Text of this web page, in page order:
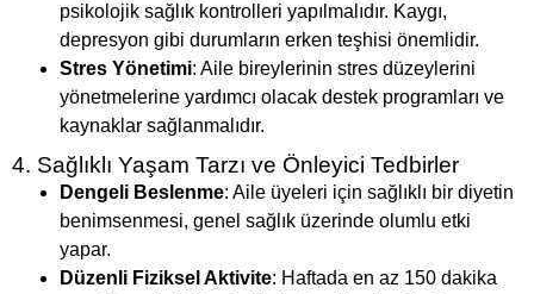
psikolojik sağlık kontrolleri yapılmalıdır. Kaygı,
depresyon gibi durumların erken teşhisi önemlidir.
Stres Yönetimi: Aile bireylerinin stres düzeylerini
yönetmelerine yardımcı olacak destek programları ve
kaynaklar sağlanmalıdır.
4. Sağlıklı Yaşam Tarzı ve Önleyici Tedbirler
Dengeli Beslenme: Aile üyeleri için sağlıklı bir diyetin
benimsenmesi, genel sağlık üzerinde olumlu etki
yapar.
Düzenli Fiziksel Aktivite: Haftada en az 150 dakika